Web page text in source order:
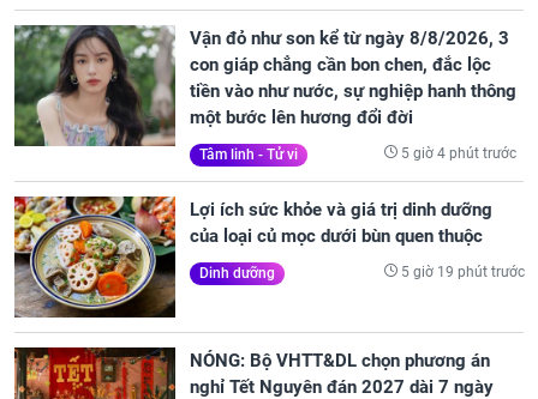
Vận đỏ như son kể từ ngày 8/8/2026, 3
con giáp chẳng cần bon chen, đắc lộc
tiền vào như nước, sự nghiệp hanh thông
một bước lên hương đổi đời
Tâm linh - Tử vi 5 giờ 4 phút trước
Lợi ích sức khỏe và giá trị dinh dưỡng
của loại củ mọc dưới bùn quen thuộc
Dinh dưỡng 5 giờ 19 phút trước
NÓNG: Bộ VHTT&DL chọn phương án
nghỉ Tết Nguyên đán 2027 dài 7 ngày